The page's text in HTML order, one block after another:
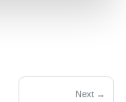
細菌の種類と数
Next →